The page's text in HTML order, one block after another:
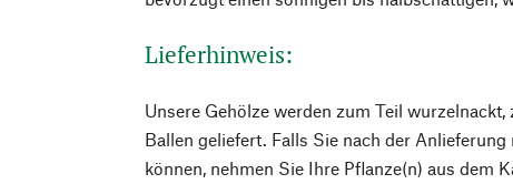
Lieferhinweis:
Unsere Gehölze werden zum Teil
Ballen geliefert. Falls Sie nach der
können, nehmen Sie Ihre Pflanze(n) aus dem